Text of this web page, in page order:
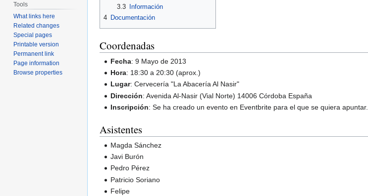
3.3
Información
4 Documentación
Coordenadas
Fecha: 9 Mayo de 2013
Hora: 18:30 a 20:30 (aprox.)
Lugar: Cervecería "La Abacería Al Nasir‎"
Dirección: Avenida Al-Nasir (Vial Norte) 14006 Córdoba España
Inscripción: Se ha creado un evento en Eventbrite para el que se quiera apuntar.
Asistentes
Magda Sánchez
Javi Burón
Pedro Pérez
Patricio Soriano
Felipe
Tools
What links here
Related changes
Special pages
Printable version
Permanent link
Page information
Browse properties